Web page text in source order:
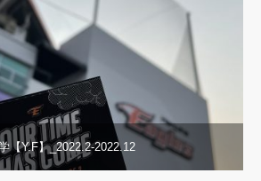
【Y.F】_2022.2-2022.12